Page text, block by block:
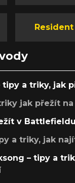
Resident
tipy a triky, jak
jak přežít
v
a triky, jak
– tipy a